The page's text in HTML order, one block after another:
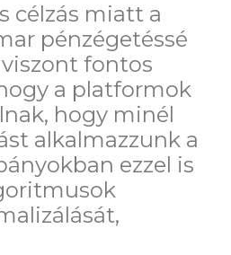
célzás miatt a
pénzégetéssé
fontos
a platformok
hogy minél
alkalmazzunk a
ezzel is